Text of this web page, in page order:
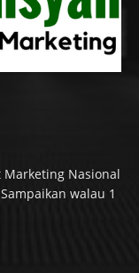
Marketing Nasional
walau 1